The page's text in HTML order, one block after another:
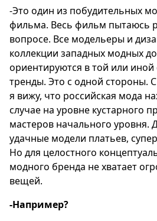
-Это один из побудительных
фильма. Весь фильм пытаюсь
вопросе. Все модельеры и
коллекции западных модных
ориентируются в той или
тренды. Это с одной стороны. С
я вижу, что российская мода
случае на уровне кустарного
мастеров начального уровня.
удачные модели платьев,
Но для целостного
модного бренда не хватает
вещей.
-Например?